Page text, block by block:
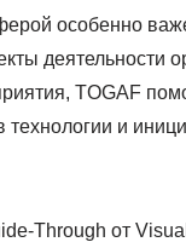
особенно
деятельности
TOGAF
технологии и
Through от